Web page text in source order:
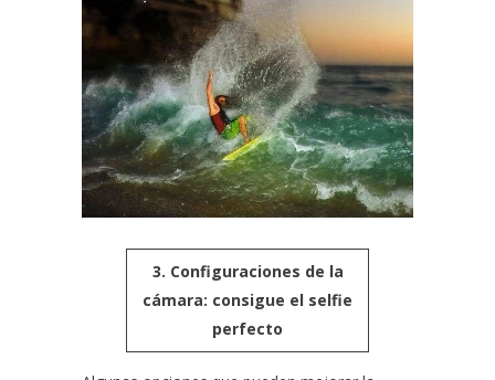
3. Configuraciones de la
cámara: consigue el selfie
perfecto